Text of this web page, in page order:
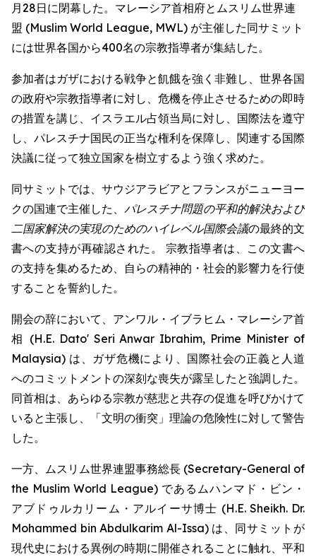
月28日に閉幕した。マレーシア首相府とムスリム世界連
盟 (Muslim World League, MWL) が主催した同サミット
には世界各国から400名の宗教指導者が集結した。
参加者はガザにおける戦争と飢餓を強く非難し、世界各国
の政府や宗教指導者に対し、危機を停止させるための即時
の措置を講じ、イスラエル占領当局に対し、国際法を遵守
し、パレスチナ国民の正当な権利を保障し、関連する国際
決議に従って独立国家を樹立するよう強く求めた。
同サミットでは、サウジアラビアとフランスがニューヨー
クの国連で主催した、 パレスチナ問題の平和的解決および
二国家解決の実現のためのハイレベル国際会議の最終的文
書への支持が再確認された。 宗教指導者は、この文書へ
の支持を集めるため、自らの精神的・社会的影響力を行使
することを誓約した。
開会の辞において、アンワル・イブラヒム・マレーシア首
相 (H.E. Dato' Seri Anwar Ibrahim, Prime Minister of
Malaysia) は、ガザ危機により、国際社会の正義と人道
へのコミットメントの深刻な喪失が露呈したと強調した。
同首相は、あらゆる宗教が慈悲と共存の促進を呼びかけて
いると主張し、「文明の衝突」理論の危険性に対して警告
した。
一方、ムスリム世界連盟事務総長 (Secretary-General of
the Muslim World League) であるムハンマド・ビン・
アブドゥルカリーム・アルイーサ博士 (H.E. Sheikh. Dr.
Mohammed bin Abdulkarim Al-Issa) は、同サミットが
現代史における異例の時期に開催されることに触れ、平和